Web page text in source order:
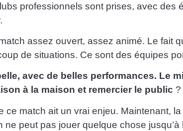
professionnels sont prises, avec
assez ouvert, assez animé. Le fait
de situations. Ce sont des équipes
avec de belles performances. Le
à la maison et remercier le public ?
ce match ait un vrai enjeu. Maintenant,
ne peut pas jouer quelque chose